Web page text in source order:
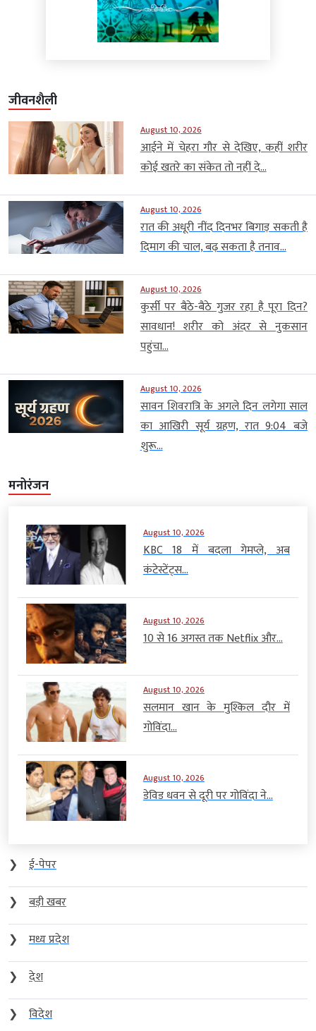
जीवनशैली
August 10, 2026
आईने में चेहरा गौर से देखिए, कहीं शरीर
कोई खतरे का संकेत तो नहीं दे...
August 10, 2026
रात की अधूरी नींद दिनभर बिगाड़ सकती है
दिमाग की चाल, बढ़ सकता है तनाव...
August 10, 2026
कुर्सी पर बैठे-बैठे गुजर रहा है पूरा दिन?
सावधान! शरीर को अंदर से नुकसान
पहुंचा...
August 10, 2026
सावन शिवरात्रि के अगले दिन लगेगा साल
का आखिरी सूर्य ग्रहण, रात 9:04 बजे
शुरू...
मनोरंजन
August 10, 2026
KBC 18 में बदला गेमप्ले, अब
कंटेस्टेंट्स...
August 10, 2026
10 से 16 अगस्त तक Netflix और...
August 10, 2026
सलमान खान के मुश्किल दौर में
गोविंदा...
August 10, 2026
डेविड धवन से दूरी पर गोविंदा ने...
❯
ई-पेपर
❯
बड़ी खबर
❯
मध्य प्रदेश
❯
देश
❯
विदेश